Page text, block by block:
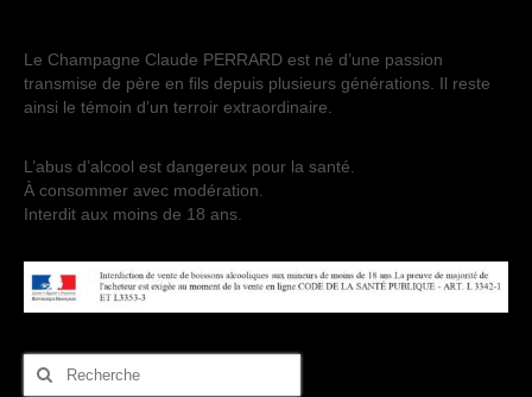
Le Champagne Claude PERRARD est né d’une passion
transmise de père en fils depuis plusieurs générations. Il reste
ainsi le témoin d’un terroir extraordinaire.
L’abus d’alcool est dangereux pour la santé.
À consommer avec modération.
Interdit aux moins de 18 ans.
Rechercher